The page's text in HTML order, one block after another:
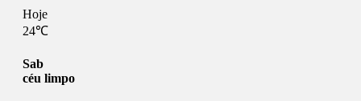
Hoje
24℃
Sab
céu limpo